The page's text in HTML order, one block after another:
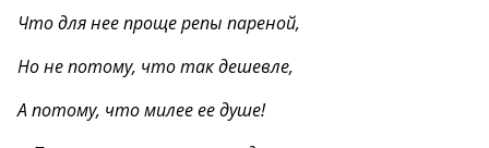
Что для нее проще репы пареной,
Но не потому, что так дешевле,
А потому, что милее ее душе!